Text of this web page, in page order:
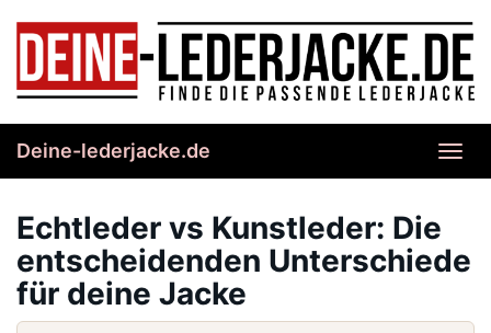
content
Deine-lederjacke.de
Echtleder vs Kunstleder: Die
entscheidenden Unterschiede
für deine Jacke